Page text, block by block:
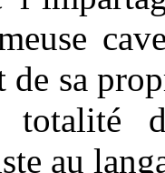
de sa
totalité
au